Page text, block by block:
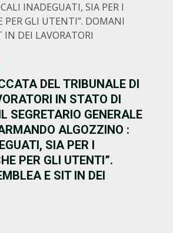
INADEGUATI, SIA PER I
PER GLI UTENTI”. DOMANI
IN DEI LAVORATORI
DEL TRIBUNALE DI
IN STATO DI
SEGRETARIO GENERALE
ALGOZZINO :
SIA PER I
PER GLI UTENTI”.
E SIT IN DEI